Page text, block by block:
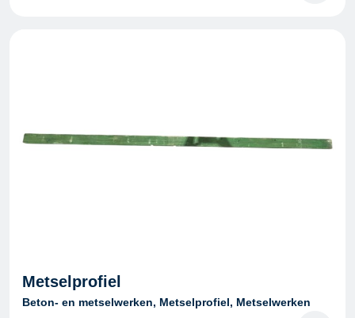
Metselprofiel
Beton- en metselwerken, Metselprofiel, Metselwerken